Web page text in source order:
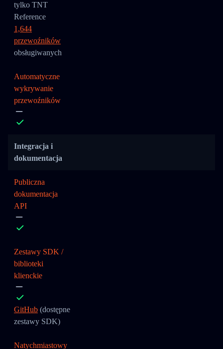
tylko TNT
Reference
1,644
przewoźników
obsługiwanych
Automatyczne
wykrywanie
przewoźników
Integracja i
dokumentacja
Publiczna
dokumentacja
API
Zestawy SDK /
biblioteki
klienckie
GitHub (dostępne
zestawy SDK)
Natychmiastowy